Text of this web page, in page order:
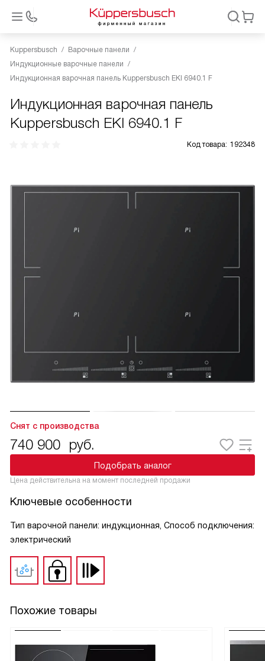
Kuppersbusch
Варочные панели
Индукционные варочные панели
Индукционная варочная панель Kuppersbusch EKI 6940.1 F
Индукционная варочная панель
Kuppersbusch EKI 6940.1 F
Код товара: 192348
Снят с производства
740 900 руб.
Подобрать аналог
Цена действительна на момент последней продажи
Ключевые особенности
Тип варочной панели: индукционная, Способ подключения:
электрический
Похожие товары